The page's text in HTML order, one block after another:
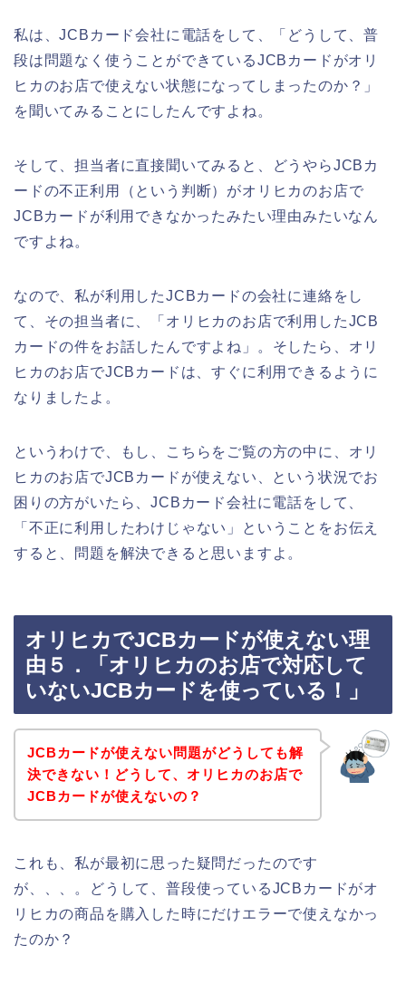
私は、JCBカード会社に電話をして、「どうして、普
段は問題なく使うことができているJCBカードがオリ
ヒカのお店で使えない状態になってしまったのか？」
を聞いてみることにしたんですよね。
そして、担当者に直接聞いてみると、どうやらJCBカ
ードの不正利用（という判断）がオリヒカのお店で
JCBカードが利用できなかったみたい理由みたいなん
ですよね。
なので、私が利用したJCBカードの会社に連絡をし
て、その担当者に、「オリヒカのお店で利用したJCB
カードの件をお話したんですよね」。そしたら、オリ
ヒカのお店でJCBカードは、すぐに利用できるように
なりましたよ。
というわけで、もし、こちらをご覧の方の中に、オリ
ヒカのお店でJCBカードが使えない、という状況でお
困りの方がいたら、JCBカード会社に電話をして、
「不正に利用したわけじゃない」ということをお伝え
すると、問題を解決できると思いますよ。
オリヒカでJCBカードが使えない理
由５．「オリヒカのお店で対応して
いないJCBカードを使っている！」
JCBカードが使えない問題がどうしても解
決できない！どうして、オリヒカのお店で
JCBカードが使えないの？
これも、私が最初に思った疑問だったのです
が、、、。どうして、普段使っているJCBカードがオ
リヒカの商品を購入した時にだけエラーで使えなかっ
たのか？